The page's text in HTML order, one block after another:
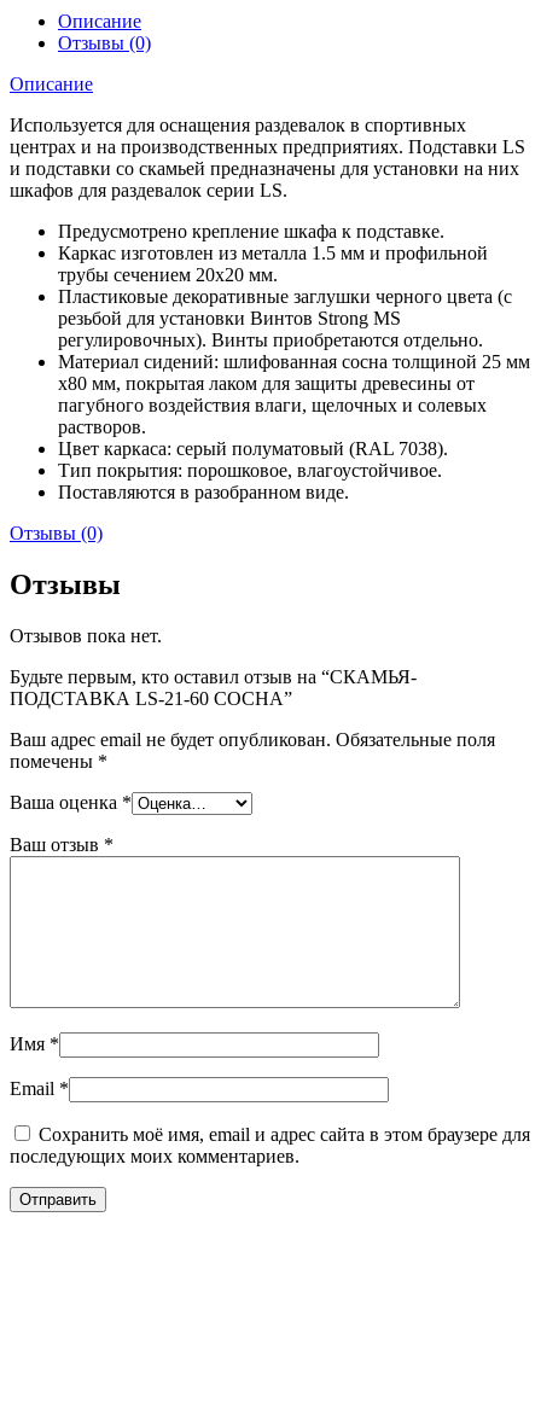
Описание
Отзывы (0)
Описание
Используется для оснащения раздевалок в спортивных
центрах и на производственных предприятиях. Подставки LS
и подставки со скамьей предназначены для установки на них
шкафов для раздевалок серии LS.
Предусмотрено крепление шкафа к подставке.
Каркас изготовлен из металла 1.5 мм и профильной
трубы сечением 20х20 мм.
Пластиковые декоративные заглушки черного цвета (с
резьбой для установки Винтов Strong MS
регулировочных). Винты приобретаются отдельно.
Материал сидений: шлифованная сосна толщиной 25 мм
х80 мм, покрытая лаком для защиты древесины от
пагубного воздействия влаги, щелочных и солевых
растворов.
Цвет каркаса: серый полуматовый (RAL 7038).
Тип покрытия: порошковое, влагоустойчивое.
Поставляются в разобранном виде.
Отзывы (0)
Отзывы
Отзывов пока нет.
Будьте первым, кто оставил отзыв на “СКАМЬЯ-
ПОДСТАВКА LS-21-60 СОСНА”
Ваш адрес email не будет опубликован. Обязательные поля
помечены *
Ваша оценка *
Ваш отзыв *
Имя *
Email *
Сохранить моё имя, email и адрес сайта в этом браузере для
последующих моих комментариев.